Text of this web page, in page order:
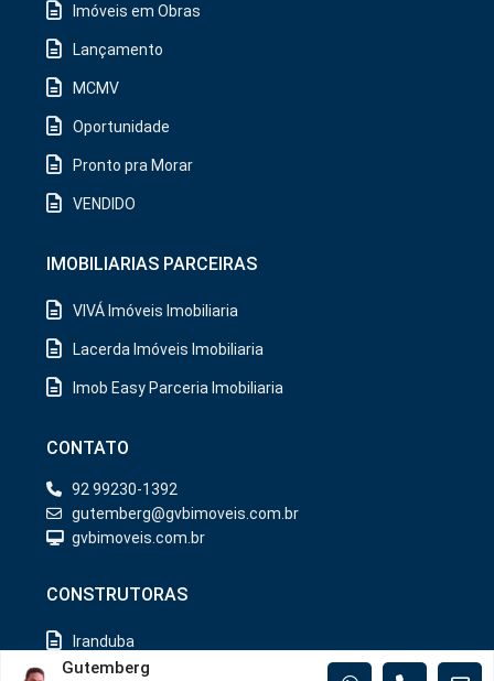
Imóveis em Obras
Lançamento
MCMV
Oportunidade
Pronto pra Morar
VENDIDO
IMOBILIARIAS PARCEIRAS
VIVÁ Imóveis Imobiliaria
Lacerda Imóveis Imobiliaria
Imob Easy Parceria Imobiliaria
CONTATO
92 99230-1392
gutemberg@gvbimoveis.com.br
gvbimoveis.com.br
CONSTRUTORAS
Iranduba
Gutemberg